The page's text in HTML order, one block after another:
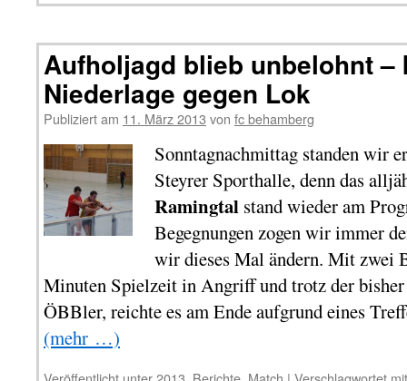
Aufholjagd blieb unbelohnt –
Niederlage gegen Lok
Publiziert am 11. März 2013 von fc behamberg
Sonntagnachmittag standen wir
Steyrer Sporthalle, denn das
Ramingtal stand wieder am
Begegnungen zogen wir immer
wir dieses Mal ändern. Mit zwei
Minuten Spielzeit in Angriff und trotz der
ÖBBler, reichte es am Ende aufgrund eines
(mehr …)